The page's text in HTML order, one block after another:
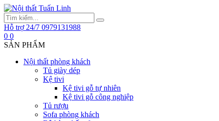
Hỗ trợ 24/7 0979131988
0 0
SẢN PHẨM
Nội thất phòng khách
Tủ giày dép
Kệ tivi
Kệ tivi gỗ tự nhiên
Kệ tivi gỗ công nghiệp
Tủ rượu
Sofa phòng khách